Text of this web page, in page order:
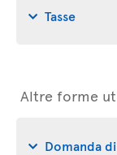
Tasse
Altre forme
Domanda